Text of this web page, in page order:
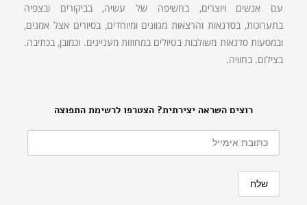
רוצים השראה יצירתית? הצטרפו לרשימת התפוצה
עם אנשים ויוצרים, בחשיפה של עשיה, בביקורים ובצפיה
בתערוכות, בסדנאות והרצאות מגוונים ומיוחדים, בסיורים אצל אמנים,
ובמסעות סדנאות משולבות בטיולים במחוזות מעניינים. וכמובן, בכתיבה.
בצילום. בחוויה.